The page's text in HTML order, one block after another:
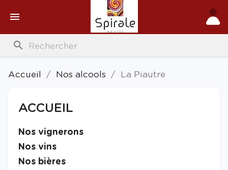

search
Accueil Nos alcools La Piautre
ACCUEIL
Nos vignerons
Nos vins
Nos bières